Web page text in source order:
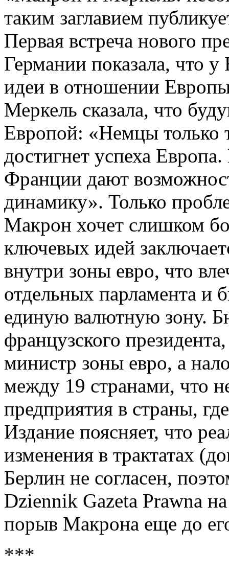
таким заглавием
Первая встреча нового
Германии показала, что
идеи в отношении
Меркель сказала, что
Европой: «Немцы только
достигнет успеха
Франции дают
динамику». Только
Макрон хочет слишком
ключевых идей
внутри зоны евро, что
отдельных парламента и
единую валютную зону.
французского
министр зоны евро, а
между 19 странами, что
предприятия в страны,
Издание поясняет, что
изменения в трактатах
Берлин не согласен,
Dziennik Gazeta Prawna
порыв Макрона еще до
***